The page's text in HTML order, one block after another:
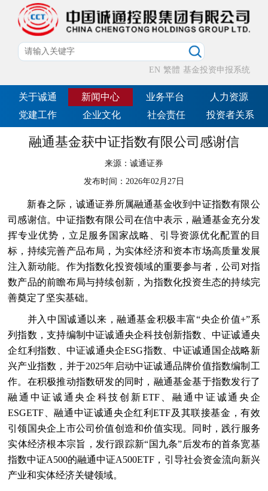
EN 繁體 基金投资申报系统
关于诚通 新闻中心 业务平台
人力资源
党建工作
企业文化 社会责任 投资者关系
融通基金获中证指数有限公司感谢信
来源： 诚通证券
发布时间： 2026年02月27日
新春之际，诚通证券所属融通基金收到中证指数有限公
司感谢信。中证指数有限公司在信中表示，融通基金充分发
挥专业优势，立足服务国家战略、引导资源优化配置的目
标，持续完善产品布局，为实体经济和资本市场高质量发展
注入新动能。作为指数化投资领域的重要参与者，公司对指
数产品的前瞻布局与持续创新，为指数化投资生态的持续完
善奠定了坚实基础。
并入中国诚通以来，融通基金积极丰富“央企价值+”系
列指数，支持编制中证诚通央企科技创新指数、中证诚通央
企红利指数、中证诚通央企ESG指数、中证诚通国企战略新
兴产业指数，并于2025年启动中证诚通品牌价值指数编制工
作。在积极推动指数研发的同时，融通基金基于指数发行了
融通中证诚通央企科技创新ETF、融通中证诚通央企
ESGETF、融通中证诚通央企红利ETF及其联接基金，有效
引领国央企上市公司价值创造和价值实现。同时，践行服务
实体经济根本宗旨，发行跟踪新“国九条”后发布的首条宽基
指数中证A500的融通中证A500ETF，引导社会资金流向新兴
产业和实体经济关键领域。